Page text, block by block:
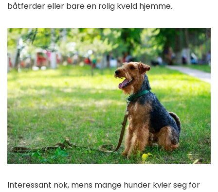
båtferder eller bare en rolig kveld hjemme.
Interessant nok, mens mange hunder kvier seg for